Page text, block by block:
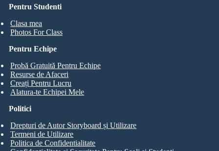
Pentru Studenti
Clasa mea
Photos For Class
Pentru Echipe
Probă Gratuită Pentru Echipe
Resurse de Afaceri
Creați Pentru Lucru
Alatura-te Echipei Mele
Politici
Drepturi de Autor Storyboard și Utilizare
Termeni de Utilizare
Politica de Confidentialitate